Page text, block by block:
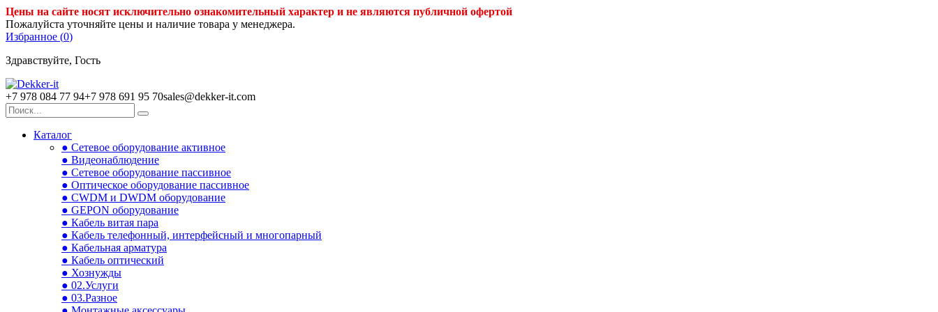
Цены на сайте носят исключительно ознакомительный характер и не являются публичной офертой
Пожалуйста уточняйте цены и наличие товара у менеджера.
Избранное (0)
Здравствуйте, Гость
+7 978 084 77 94+7 978 691 95 70sales@dekker-it.com
Каталог
● Сетевое оборудование активное
● Видеонаблюдение
● Сетевое оборудование пассивное
● Оптическое оборудование пассивное
● CWDM и DWDM оборудование
● GEPON оборудование
● Кабель витая пара
● Кабель телефонный, интерфейсный и многопарный
● Кабельная арматура
● Кабель оптический
● Хознужды
● 02.Услуги
● 03.Разное